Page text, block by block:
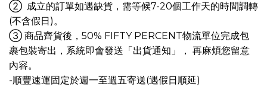
② 成立的訂單如遇缺貨，需等候7-20個工作天的時間調轉
(不含假日)。
③ 商品齊貨後，50% FIFTY PERCENT物流單位完成包
裹包裝寄出，系統即會發送「出貨通知」， 再麻煩您留意
內容。
-順豐速運固定於週一至週五寄送(遇假日順延)